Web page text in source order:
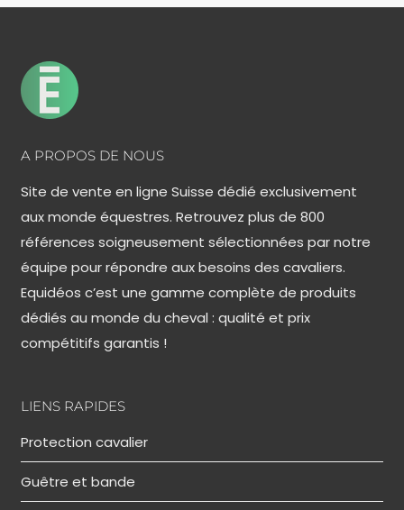
A PROPOS DE NOUS
Site de vente en ligne Suisse dédié exclusivement
aux monde équestres. Retrouvez plus de 800
références soigneusement sélectionnées par notre
équipe pour répondre aux besoins des cavaliers.
Equidéos c’est une gamme complète de produits
dédiés au monde du cheval : qualité et prix
compétitifs garantis !
LIENS RAPIDES
Protection cavalier
Guêtre et bande